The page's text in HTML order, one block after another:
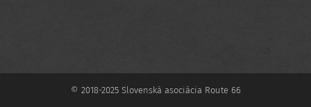
© 2018-2025 Slovenská asociácia Route 66